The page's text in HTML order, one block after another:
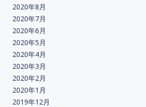
2020年8月
2020年7月
2020年6月
2020年5月
2020年4月
2020年3月
2020年2月
2020年1月
2019年12月